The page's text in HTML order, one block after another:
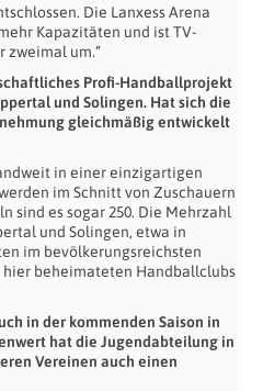
Die Lanxess Arena
Kapazitäten und ist TV-
zweimal um.“
Profi-Handballprojekt
und Solingen. Hat sich die
gleichmäßig entwickelt
in einer einzigartigen
im Schnitt von Zuschauern
sind es sogar 250. Die Mehrzahl
und Solingen, etwa in
im bevölkerungsreichsten
beheimateten Handballclubs
in der kommenden Saison in
hat die Jugendabteilung in
Vereinen auch einen